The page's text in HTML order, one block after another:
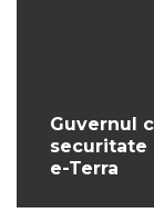
Guvernul
securitate
e-Terra